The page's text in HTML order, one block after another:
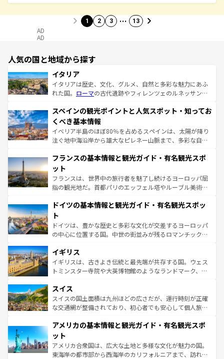
1 2 3 … 13
AD
AD
人気の国と地域から探す
イタリア
イタリアは歴史、文化、グルメ、自然と多彩な魅力にあふ
れた国。 ローマの古代遺跡やフィレンツェのルネッサンス
ろん、トスカーナの美しい田園風景やアマルフィ海岸の絶
景など、自然景観も見逃せない。観光の合間には、本場の
ピザやパスタなど、絶品のイタリア料理を堪能することも
できる。朝目覚めてから夜眠るまで、すべての瞬間を楽し
なお、新着のイタリア情報はコンテンツ一覧を参照してほ
しい。
スペインの観光ポイントと人気スポット・知ってお
くべき基本情報
イベリア半島のほぼ80％を占めるスペインは、太陽が降り
注ぐ地中海沿岸から雄大なピレネー山脈まで、多彩な自然
文化が根付くこの国では、情熱的なフラメンコ、熱気あふ
れる闘牛、そして美味しいタパスが生活の一部となってい
る。首都マドリードの洗練された雰囲気や、バルセロナの
アートに溢れた街角から、地方では古代ローマ遺跡や中世
せる。地方によって風土や気候が異なるスペインはその個
ンテンツ一覧 を参照してほしい。
フランスの基本情報と観光ガイド・有名観光スポ
ット
フランスは、世界中の旅行者を魅了し続けるヨーロッパ屈
指の観光地だ。首都パリのエッフェル塔やルーブル美術館
で、幅広い魅力が詰まっている。華麗な宮殿、歴史的な大
聖堂、美しいビーチ、そして豊かな自然が、訪れる者を心
から魅了する。また、フランスは美食の国としても知ら
れ、フランス料理はユネスコ無形文化遺産にも登録されて
香り高いラベンダー畑など、多彩な楽しみ方が可能だ。さ
らに、パリ以外の地域にも魅力が溢れており、どの街角に
も豊かな歴史と文化が息づいている。パリ以外の個性あふ
を参照してほしい。
ドイツの基本情報と観光ガイド・有名観光スポッ
ト
ドイツは、豊かな歴史と多彩な文化が交差するヨーロッパ
の中心に位置する国。中世の街並みが残るロマンチック街
顔を持つこの国は、どこを歩いても飽きることがない。ベ
ルリンの文化的活気、バイエルン州のアルプスの絶景、そ
してライン川沿いのワイン畑といった風景は必見。ビール
は、お酒好きな人にはぜひ体験してほしい。 なお、新着の
ドイツ情報はコンテンツ一覧を参照してほしい。
イギリス
イギリスは、古きよき伝統と最先端が共存する国。ウェス
トミンスター寺院や大英博物館のようなランドマーク、歴
リアごとに異なる魅力がある。また、優雅なアフタヌーン
ティー、ビール好きにはたまらない英国パブ、サッカー観
戦など、本場だからこそできる体験も豊富。イギリスを旅
ンツ一覧を参照してほしい。
スイス
スイスの国土面積は九州ほどの広さだが、運行時刻が正確
な交通網が整備されており、初心者でも安心して個人旅行
の建物がそのまま残る町や、スイスならではのユニークな
博物館もあり、アルプス観光だけでなく町歩きも満喫する
ことができる。国民の所得が高いため物価も高いが、旅行
者向けの交通パス提供のサービスもあり、うまく活用すれ
アメリカの基本情報と観光ガイド・有名観光スポ
ット
アメリカ合衆国は、広大な土地と多様な文化が魅力の国。
東海岸の都市部から西海岸のカリフォルニアまで、訪れる